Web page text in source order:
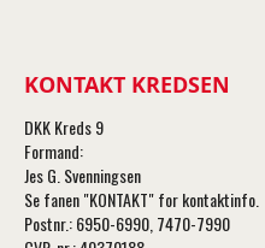
KONTAKT KREDSEN
DKK Kreds 9
Formand:
Jes G. Svenningsen
Se fanen "KONTAKT" for kontaktinfo.
Postnr.: 6950-6990, 7470-7990